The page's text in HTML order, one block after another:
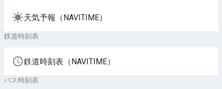
天気予報（NAVITIME）
鉄道時刻表
鉄道時刻表（NAVITIME）
バス時刻表